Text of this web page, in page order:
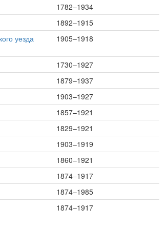
1782–1934
1892–1915
уезда
1905–1918
1730–1927
1879–1937
1903–1927
1857–1921
1829–1921
1903–1919
1860–1921
1874–1917
1874–1985
1874–1917